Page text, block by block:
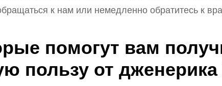
к нам или немедленно обратитесь к
помогут вам
пользу от